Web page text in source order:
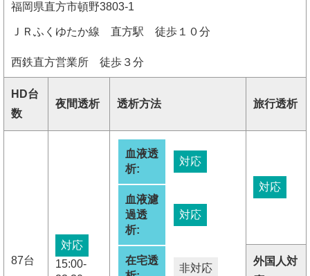
福岡県直方市頓野3803-1
ＪＲふくゆたか線 直方駅 徒歩１０分
西鉄直方営業所 徒歩３分
HD台
数
夜間透析 透析方法 旅行透析
87台
対応
15:00-
血液透
析:
対応
血液濾
過透
析:
対応
在宅透
非対応
対応
外国人対